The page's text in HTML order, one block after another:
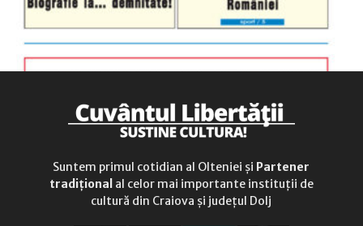
Suntem primul cotidian al Olteniei și Partener
tradițional al celor mai importante instituții de
cultură din Craiova și județul Dolj